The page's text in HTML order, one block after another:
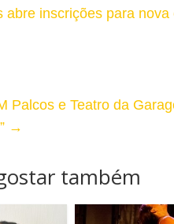
abre inscrições para
Palcos e Teatro da
→
também